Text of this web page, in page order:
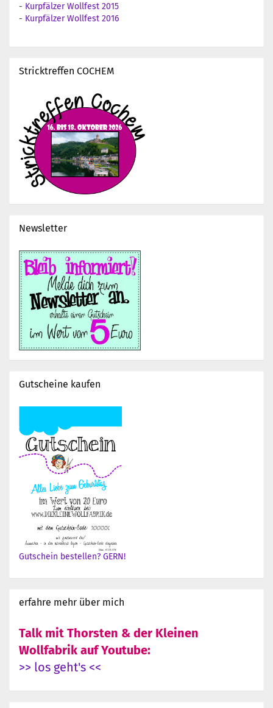
- Kurpfälzer Wollfest 2015
- Kurpfälzer Wollfest 2016
Stricktreffen COCHEM
Newsletter
Gutscheine kaufen
Gutschein bestellen? GERN!
erfahre mehr über mich
Talk mit Thorsten & der Kleinen
Wollfabrik auf Youtube:
>> los geht's <<